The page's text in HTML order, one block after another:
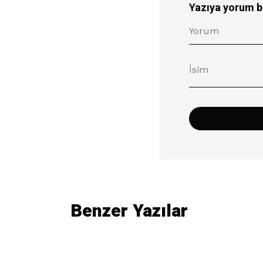
Yazıya yorum
Benzer Yazılar